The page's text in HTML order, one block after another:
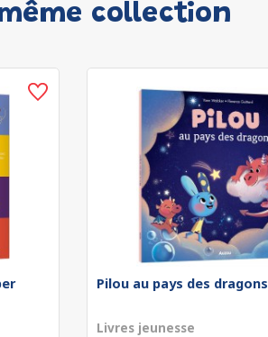
collection
Pilou au pays des dragons
Livres jeunesse